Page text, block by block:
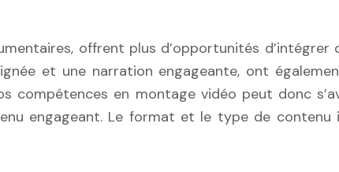
offrent plus d’opportunités
et une narration engageante, ont
compétences en montage vidéo peut donc
engageant. Le format et le type de